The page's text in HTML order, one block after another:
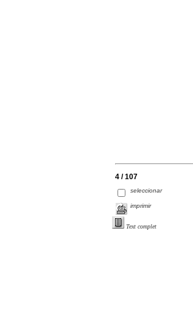
4 / 107
seleccionar
imprimir
Text complet